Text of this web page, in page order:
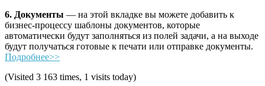
6. Документы — на этой вкладке вы можете добавить к
бизнес-процессу шаблоны документов, которые
автоматически будут заполняться из полей задачи, а на выходе
будут получаться готовые к печати или отправке документы.
Подробнее>>
(Visited 3 163 times, 1 visits today)